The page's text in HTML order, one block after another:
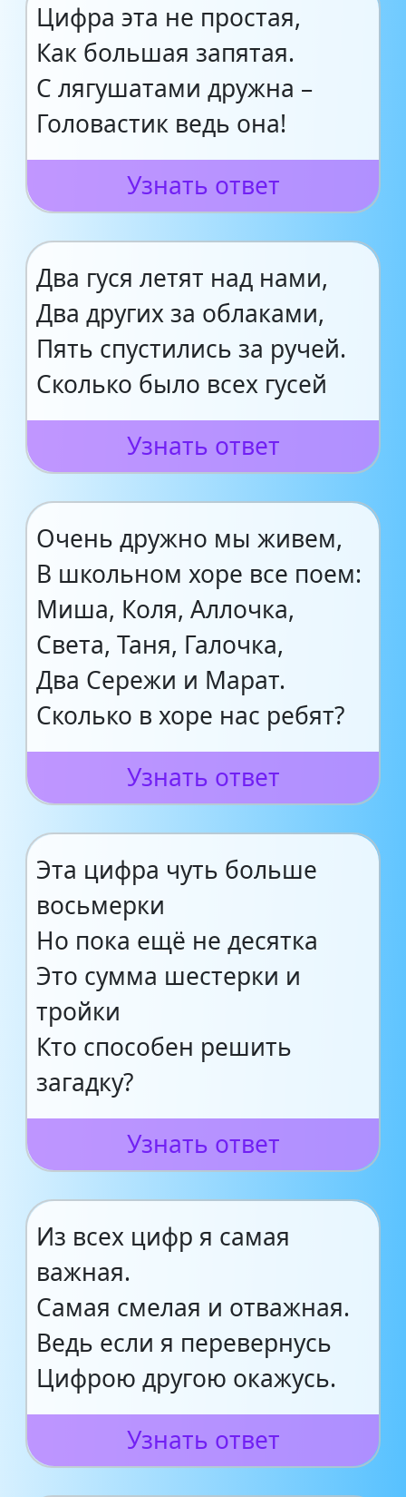
Цифра эта не простая,
Как большая запятая.
С лягушатами дружна –
Головастик ведь она!
Узнать ответ
Два гуся летят над нами,
Два других за облаками,
Пять спустились за ручей.
Сколько было всех гусей
Узнать ответ
Очень дружно мы живем,
В школьном хоре все поем:
Миша, Коля, Аллочка,
Света, Таня, Галочка,
Два Сережи и Марат.
Сколько в хоре нас ребят?
Узнать ответ
Эта цифра чуть больше
восьмерки
Но пока ещё не десятка
Это сумма шестерки и
тройки
Кто способен решить
загадку?
Узнать ответ
Из всех цифр я самая
важная.
Самая смелая и отважная.
Ведь если я перевернусь
Цифрою другою окажусь.
Узнать ответ